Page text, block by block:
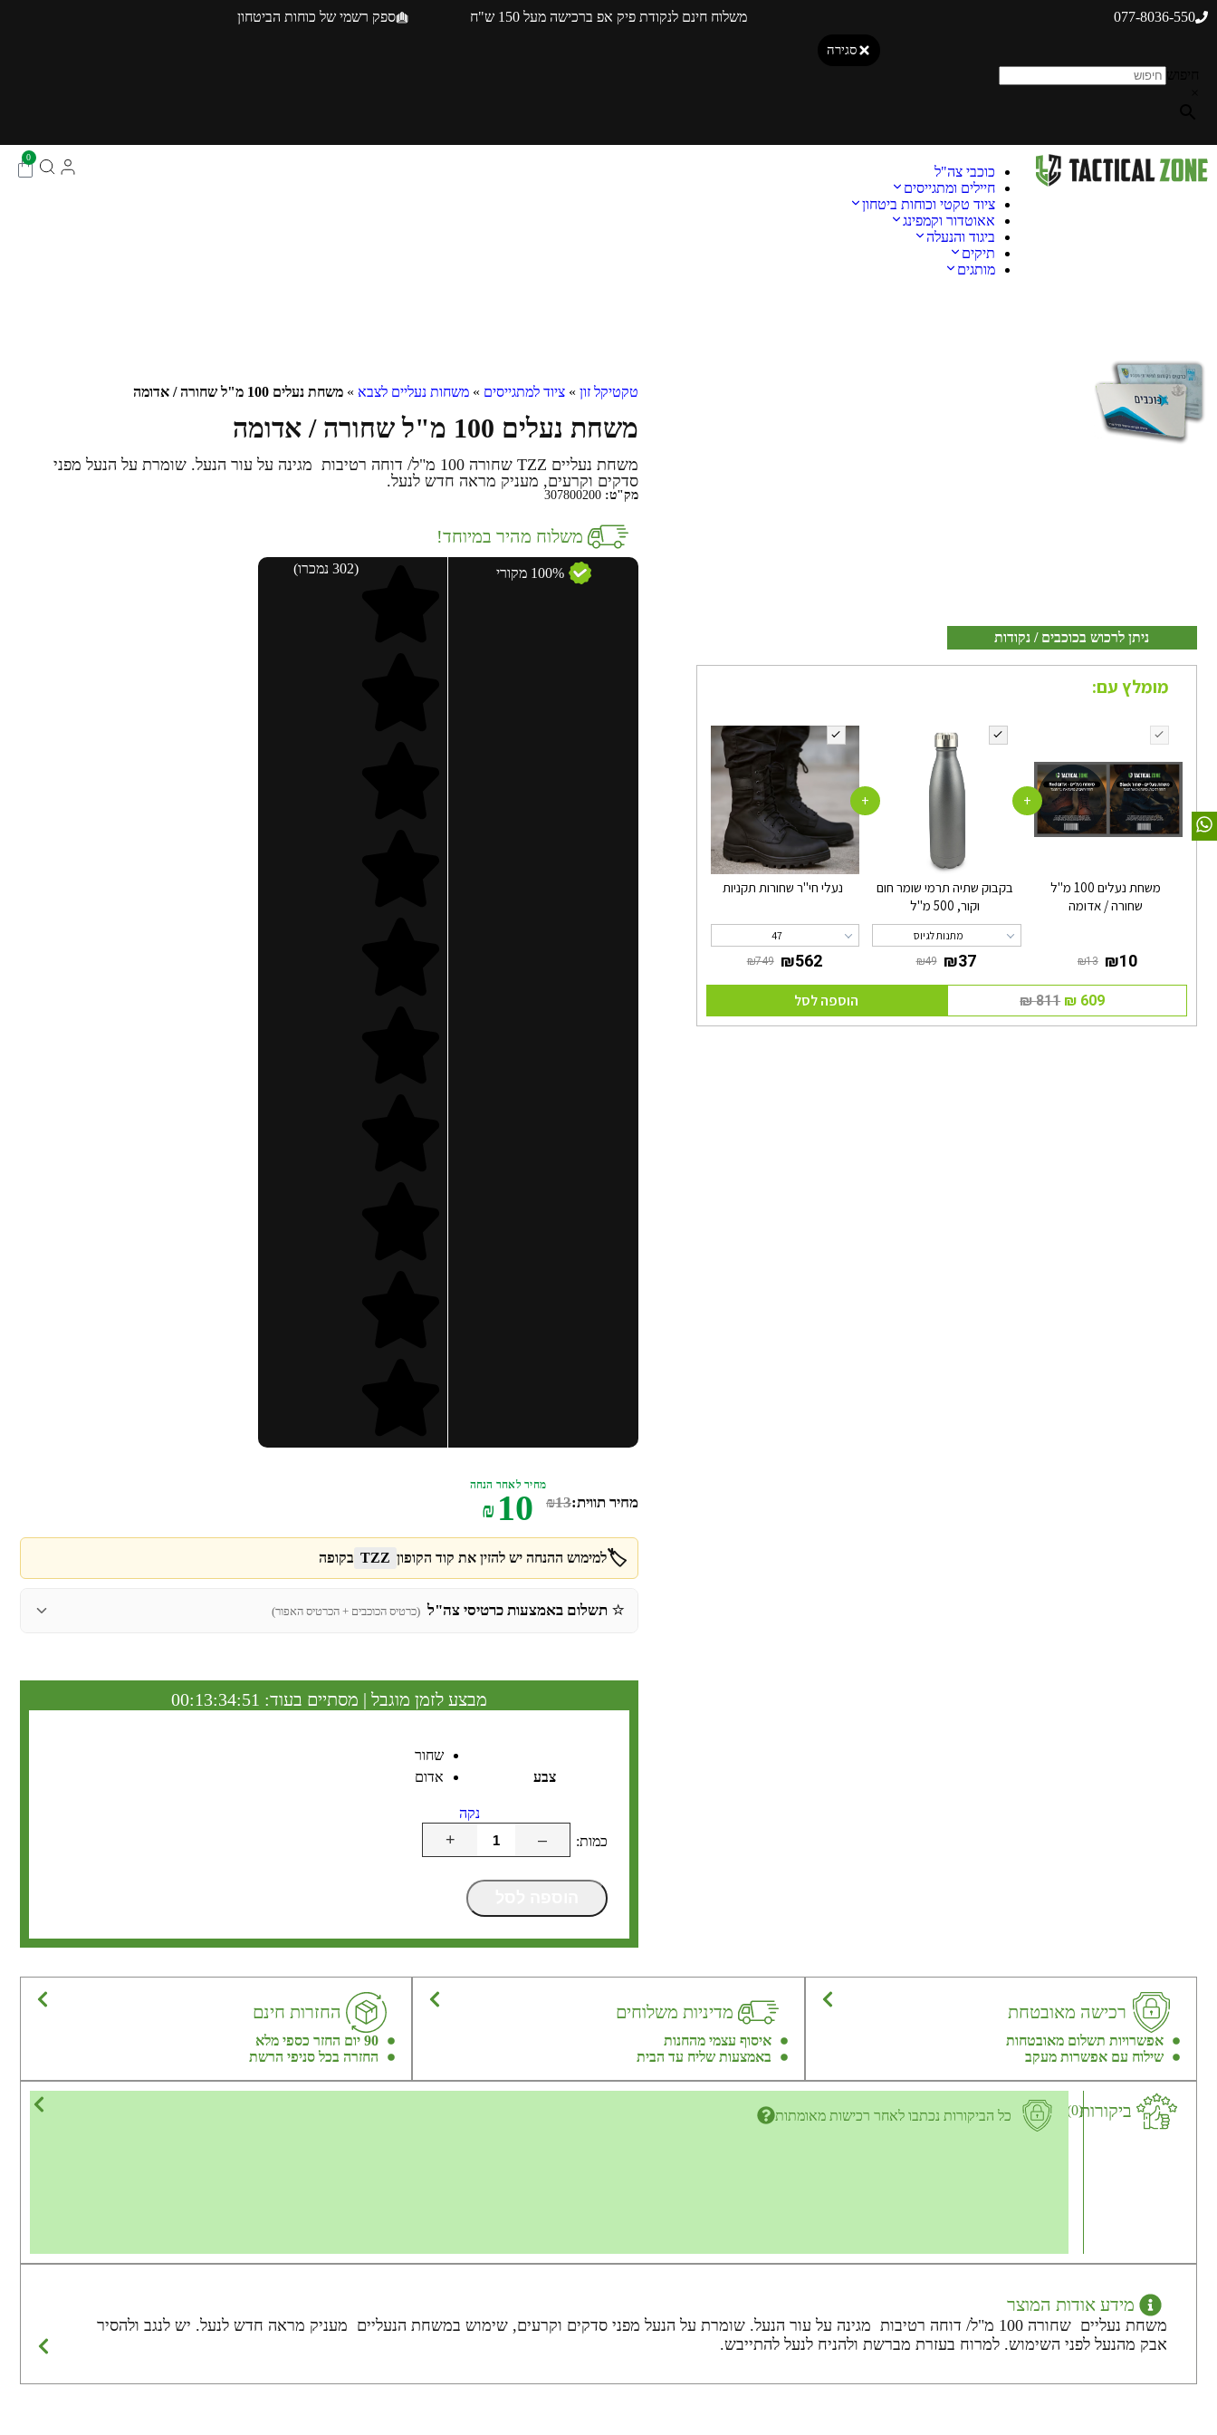
077-8036-550 משלוח חינם לנקודת פיק אפ ברכישה מעל 150 ש"ח ספק רשמי של כוחות הביטחון
סגירה
כוכבי צה"ל
חיילים ומתגייסים
ציוד טקטי וכוחות ביטחון
אאוטדור וקמפינג
ביגוד והנעלה
תיקים
מותגים
0
ניתן לרכוש בכוכבים / נקודות
מומלץ עם:
משחת נעלים 100 מ"ל
שחורה / אדומה
‏13 ₪ ‏10 ₪
+
בקבוק שתיה תרמי שומר חום
וקור, 500 מ"ל
מתנות לגיוס
‏49 ₪ ‏37 ₪
+
נעלי חי"ר שחורות תקניות
47
‏749 ₪ ‏562 ₪
‏811 ₪ הוספה לסל
טקטיקל זון » ציוד למתגייסים » משחות נעליים לצבא » משחת נעלים 100 מ"ל שחורה / אדומה
משחת נעלים 100 מ"ל שחורה / אדומה
משחת נעליים TZZ שחורה 100 מ"ל/ דוחה רטיבות מגינה על עור הנעל. שומרת על הנעל מפני
סדקים וקרעים, מעניק מראה חדש לנעל.
מק"ט:
משלוח מהיר במיוחד!
100% מקורי (302 נמכרו)
מחיר תווית: ₪13
מחיר לאחר הנחה
₪ 10
🏷️למימוש ההנחה יש להזין את קוד הקופון TZZ בקופה
⭐ תשלום באמצעות כרטיסי צה"ל (כרטיס הכוכבים + הכרטיס האפור)
מבצע לזמן מוגבל | מסתיים בעוד: 00:13:34:50
צבע
שחור
אדום
נקה
–
+
רכישה מאובטחת
אפשרויות תשלום מאובטחות
שילוח עם אפשרות מעקב
מדיניות משלוחים
איסוף עצמי מהחנות
באמצעות שליח עד הבית
החזרות חינם
90 יום החזר כספי מלא
החזרה בכל סניפי הרשת
ביקורות(0) כל הביקורות נכתבו לאחר רכישות מאומתות
מידע אודות המוצר
משחת נעליים שחורה 100 מ"ל/ דוחה רטיבות מגינה על עור הנעל. שומרת על הנעל מפני סדקים וקרעים, שימוש במשחת הנעליים מעניק מראה חדש לנעל. יש לנגב ולהסיר
אבק מהנעל לפני השימוש. למרוח בעזרת מברשת ולהניח לנעל להתייבש.